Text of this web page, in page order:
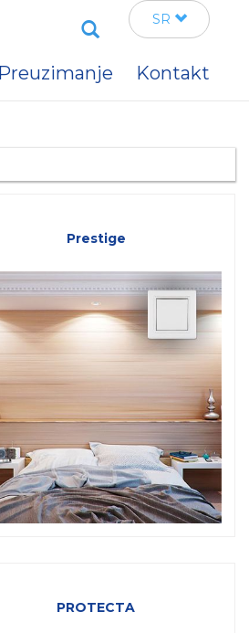
SearchSR
Preuzimanje Kontakt
Prestige
PROTECTA